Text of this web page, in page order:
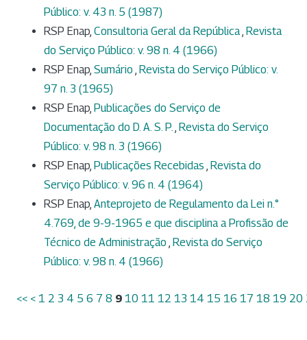
Público: v. 43 n. 5 (1987)
RSP Enap, Consultoria Geral da República, Revista
do Serviço Público: v. 98 n. 4 (1966)
RSP Enap, Sumário , Revista do Serviço Público: v.
97 n. 3 (1965)
RSP Enap, Publicações do Serviço de
Documentação do D. A. S. P., Revista do Serviço
Público: v. 98 n. 3 (1966)
RSP Enap, Publicações Recebidas , Revista do
Serviço Público: v. 96 n. 4 (1964)
RSP Enap, Anteprojeto de Regulamento da Lei n.°
4.769, de 9-9-1965 e que disciplina a Profissão de
Técnico de Administração , Revista do Serviço
Público: v. 98 n. 4 (1966)
<< < 1 2 3 4 5 6 7 8 9 10 11 12 13 14 15 16 17 18 19 20